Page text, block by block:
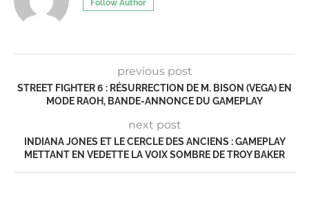
Follow Author
previous post
STREET FIGHTER 6 : RÉSURRECTION DE M. BISON (VEGA) EN
MODE RAOH, BANDE-ANNONCE DU GAMEPLAY
next post
INDIANA JONES ET LE CERCLE DES ANCIENS : GAMEPLAY
METTANT EN VEDETTE LA VOIX SOMBRE DE TROY BAKER